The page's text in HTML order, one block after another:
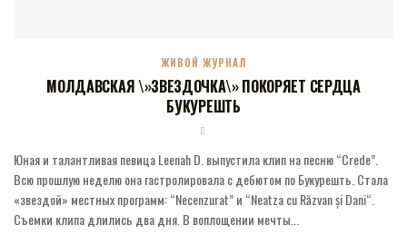
ЖИВОЙ ЖУРНАЛ
МОЛДАВСКАЯ \»ЗВЕЗДОЧКА\» ПОКОРЯЕТ СЕРДЦА
БУКУРЕШТЬ
Юная и талантливая певица Leenah D. выпустила клип на песню “Crede”.
Всю прошлую неделю она гастролировала с дебютом по Букурешть. Стала
«звездой» местных программ: “Necenzurat” и “Neatza cu Răzvan și Dani“.
Съемки клипа длились два дня. В воплощении мечты...